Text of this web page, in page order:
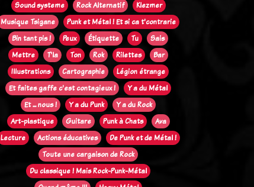
Sound systeme
Rock Alternatif
Klezmer
Musique Tsigane
Punk et Métal ! Et si ca t'contrarie
Bin tant pis !
Peux Étiquette Tu
Sais
Mettre
T'la Ton Rok Rilettes
Bar
Illustrations
Cartographie
Légion étrange
Et faites gaffe c'est contagieux !
Y a du Métal
Et ... nous !
Y a du Punk
Y a du Rock
Art-plastique
Guitare Punk à Chats
Ava
Lecture
Actions éducatives
De Punk et de Métal !
Toute une cargaison de Rock
Du classique ! Mais Rock-Punk-Métal